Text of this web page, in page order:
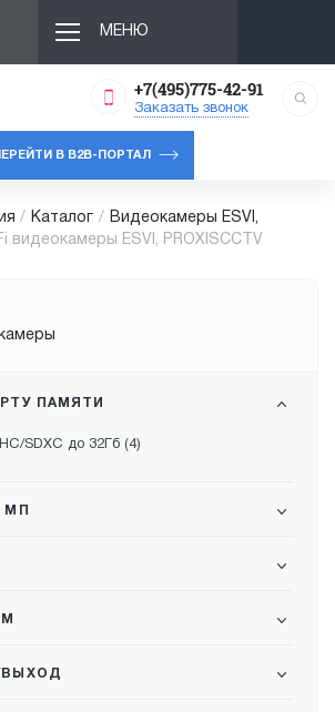
МЕНЮ
+7(495)775-42-91
Заказать звонок
В B2B-ПОРТАЛ
/ Каталог /
Видеокамеры ESVI,
видеокамеры ESVI, PROXISCCTV
ПАМЯТИ
SDXC до 32Гб (4)
МП